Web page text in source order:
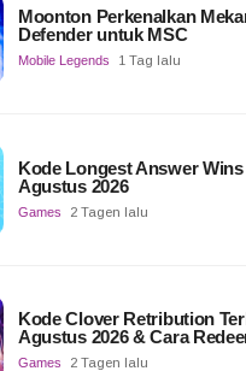
Moonton Perkenalkan
Defender untuk MSC
Mobile Legends 1 Tag lalu
Kode Longest Answer
Agustus 2026
Games 2 Tagen lalu
Kode Clover Retribution
Agustus 2026 & Cara
Games 2 Tagen lalu